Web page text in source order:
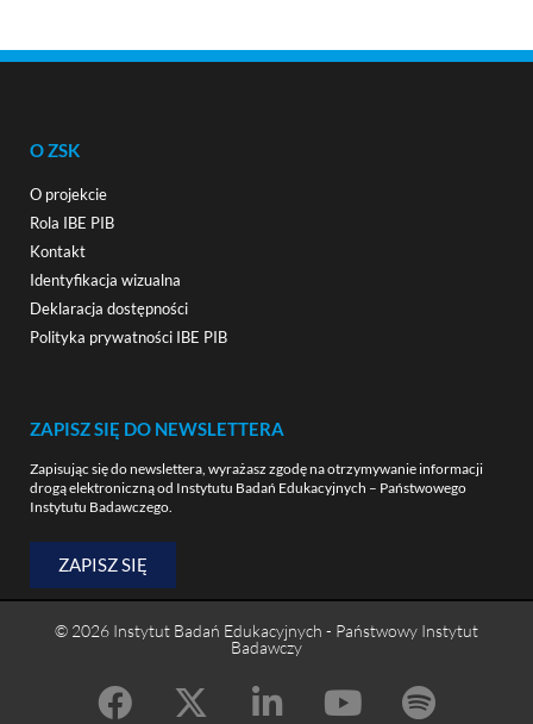
O ZSK
O projekcie
Rola IBE PIB
Kontakt
Identyfikacja wizualna
Deklaracja dostępności
Polityka prywatności IBE PIB
ZAPISZ SIĘ DO NEWSLETTERA
Zapisując się do newslettera, wyrażasz zgodę na otrzymywanie informacji
drogą elektroniczną od Instytutu Badań Edukacyjnych – Państwowego
Instytutu Badawczego.
ZAPISZ SIĘ
© 2026 Instytut Badań Edukacyjnych - Państwowy Instytut
Badawczy